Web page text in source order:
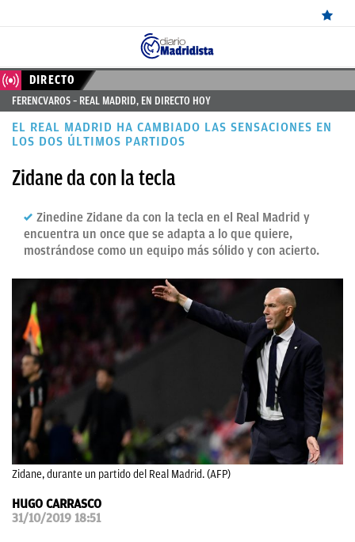
ÚLTIMAS
NOTICIAS
REAL
MADRID
CANTERA
FICHAJES
DIRECTO
FEMENINO
PAPARAZZI
OKDIARIO
DIRECTO
FERENCVAROS – REAL MADRID, EN DIRECTO HOY
EL REAL MADRID HA CAMBIADO LAS SENSACIONES EN
LOS DOS ÚLTIMOS PARTIDOS
Zidane da con la tecla
Zinedine Zidane da con la tecla en el Real Madrid y
encuentra un once que se adapta a lo que quiere,
mostrándose como un equipo más sólido y con acierto.
Zidane, durante un partido del Real Madrid. (AFP)
HUGO CARRASCO
31/10/2019 18:51